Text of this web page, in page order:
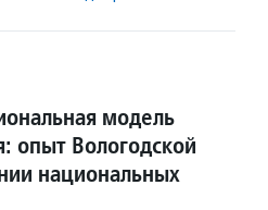
модель
опыт Вологодской
национальных